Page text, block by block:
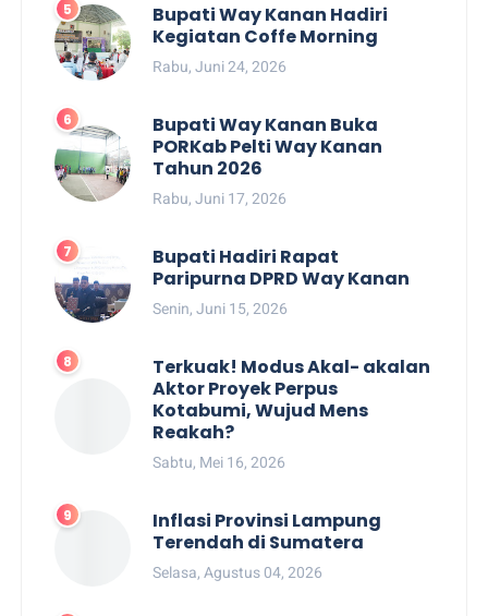
Bupati Way Kanan Hadiri
Kegiatan Coffe Morning
Rabu, Juni 24, 2026
Bupati Way Kanan Buka
PORKab Pelti Way Kanan
Tahun 2026
Rabu, Juni 17, 2026
Bupati Hadiri Rapat
Paripurna DPRD Way Kanan
Senin, Juni 15, 2026
Terkuak! Modus Akal- akalan
Aktor Proyek Perpus
Kotabumi, Wujud Mens
Reakah?
Sabtu, Mei 16, 2026
Inflasi Provinsi Lampung
Terendah di Sumatera
Selasa, Agustus 04, 2026